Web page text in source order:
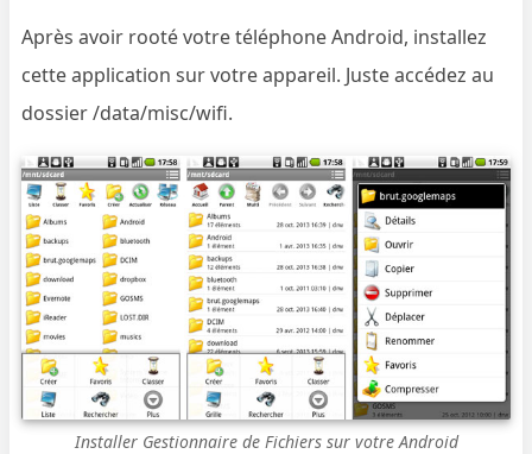
Après avoir rooté votre téléphone Android, installez
cette application sur votre appareil. Juste accédez au
dossier /data/misc/wifi.
Installer Gestionnaire de Fichiers sur votre Android